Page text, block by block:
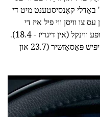
באַדלי קאָנסיסטענט מיט די
וויסן ווי פיל איז די
רעשוס (15.5 סענטימעטער) און אַ ראַמפּע ווינקל (אין דיגריז - 18.4).
אַפֿילו קאנגרעס אַנגלעס און פּאָזיציע - טיפּיש פּאַסאַזשיר (23.7 און